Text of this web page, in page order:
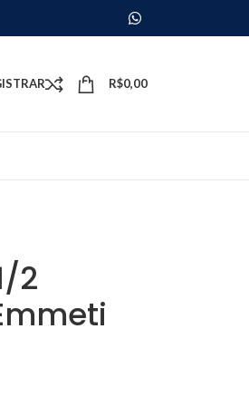
R$0,00
2